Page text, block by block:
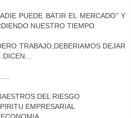
PUEDE BATIR EL MERCADO" Y
NUESTRO TIEMPO.
TRABAJO,DEBERIAMOS DEJAR
DEL RIESGO
EMPRESARIAL